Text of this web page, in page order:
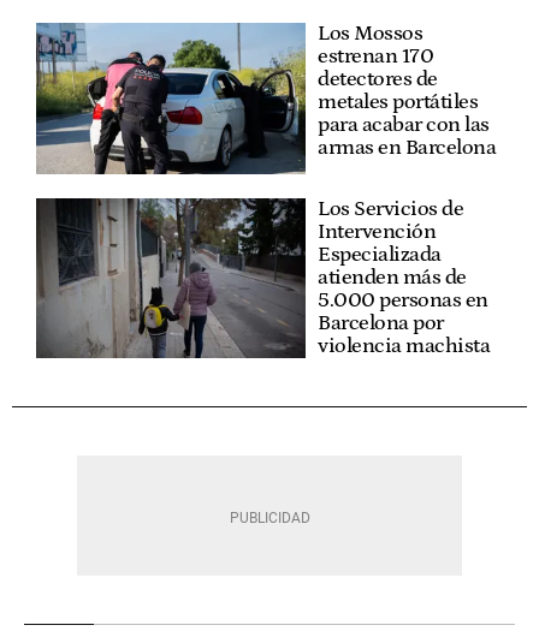
Los Mossos
estrenan 170
detectores de
metales portátiles
para acabar con las
armas en Barcelona
Los Servicios de
Intervención
Especializada
atienden más de
5.000 personas en
Barcelona por
violencia machista